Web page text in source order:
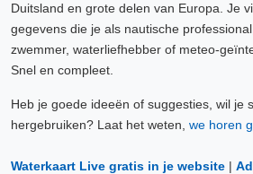
Duitsland en grote delen van Europa. Je
gegevens die je als nautische
zwemmer, waterliefhebber of meteo-
Snel en compleet.
Heb je goede ideeën of suggesties, wil je
hergebruiken? Laat het weten, we horen
Waterkaart Live gratis in je website |